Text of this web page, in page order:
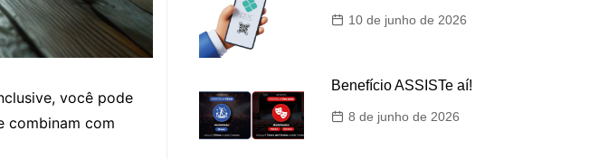
você pode
combinam com
10 de junho de 2026
Benefício ASSISTe aí!
8 de junho de 2026